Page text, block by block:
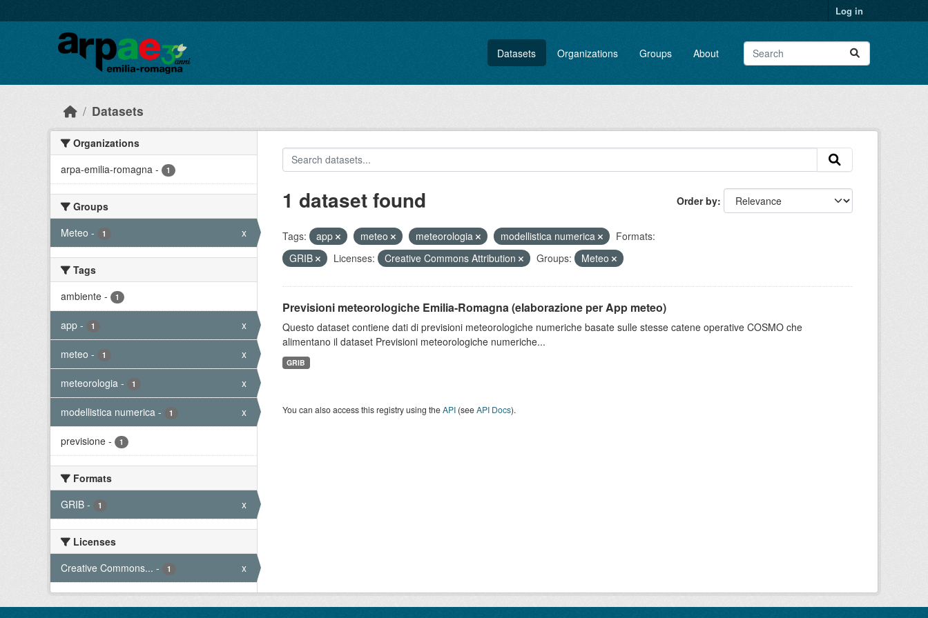
Log in
Datasets Organizations Groups About
Datasets
Organizations
arpa-emilia-romagna - 1
Groups
Meteo - 1 x
Tags
ambiente - 1
app - 1 x
meteo - 1 x
meteorologia - 1 x
modellistica numerica - 1 x
previsione - 1
Formats
GRIB - 1 x
Licenses
Creative Commons... - 1 x
Order by
1 dataset found
Tags: app meteo meteorologia modellistica numerica
Formats:
GRIB
Licenses: Creative Commons Attribution Groups: Meteo
Previsioni meteorologiche Emilia-Romagna (elaborazione per App meteo)
Questo dataset contiene dati di previsioni meteorologiche numeriche basate sulle stesse catene operative COSMO che
alimentano il dataset Previsioni meteorologiche numeriche...
GRIB
You can also access this registry using theAPI(seeAPI Docs).